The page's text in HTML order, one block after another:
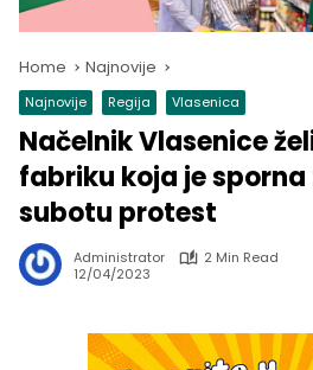
Home Najnovije
Najnovije Regija Vlasenica
Načelnik Vlasenice
fabriku koja je sporna
subotu protest
Administrator
2 Min Read
12/04/2023